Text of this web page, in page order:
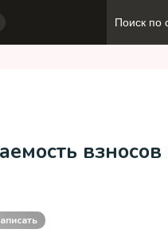
взносов